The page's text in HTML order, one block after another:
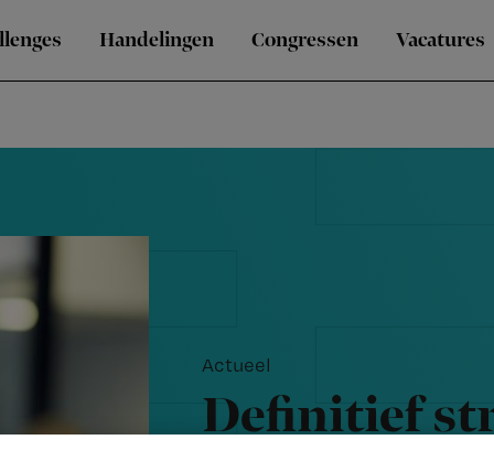
Handelingen Congressen Vacatures
Actueel
Definitief